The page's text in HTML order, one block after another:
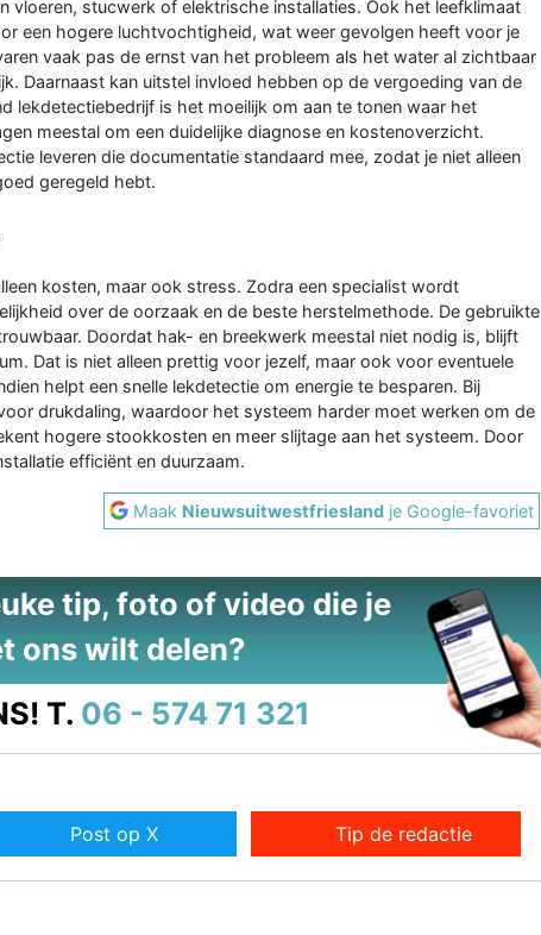
vloeren, stucwerk of elektrische installaties. Ook het leefklimaat
een hogere luchtvochtigheid, wat weer gevolgen heeft voor je
vaak pas de ernst van het probleem als het water al zichtbaar
Daarnaast kan uitstel invloed hebben op de vergoeding van de
lekdetectiebedrijf is het moeilijk om aan te tonen waar het
meestal om een duidelijke diagnose en kostenoverzicht.
leveren die documentatie standaard mee, zodat je niet alleen
geregeld hebt.
kosten, maar ook stress. Zodra een specialist wordt
over de oorzaak en de beste herstelmethode. De gebruikte
Doordat hak- en breekwerk meestal niet nodig is, blijft
Dat is niet alleen prettig voor jezelf, maar ook voor eventuele
helpt een snelle lekdetectie om energie te besparen. Bij
drukdaling, waardoor het systeem harder moet werken om de
hogere stookkosten en meer slijtage aan het systeem. Door
efficiënt en duurzaam.
Maak Nieuwsuitwestfriesland je Google-favoriet
tip, foto of video die je
ons wilt delen?
T. 06 - 574 71 321
Post op X Tip de redactie